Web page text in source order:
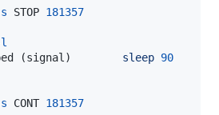
STOP 181357
(signal ) sleep 90
CONT 181357